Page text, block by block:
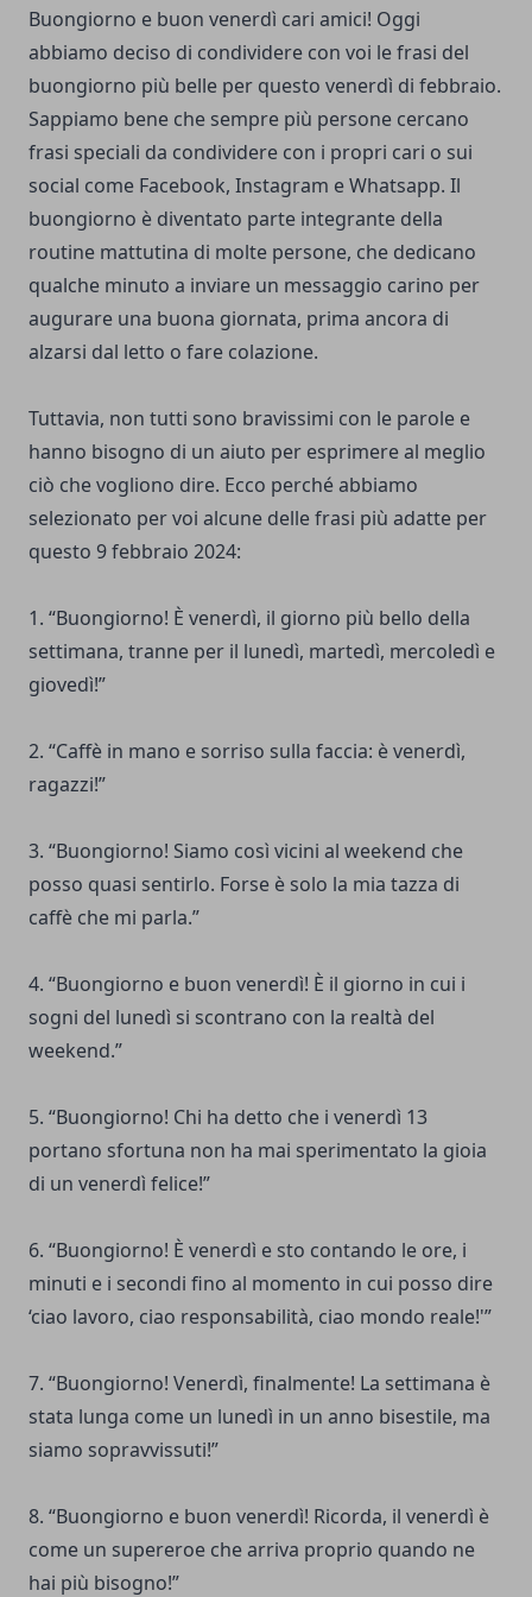
Buongiorno e buon venerdì cari amici! Oggi
abbiamo deciso di condividere con voi le frasi del
buongiorno più belle per questo venerdì di febbraio.
Sappiamo bene che sempre più persone cercano
frasi speciali da condividere con i propri cari o sui
social come Facebook, Instagram e Whatsapp. Il
buongiorno è diventato parte integrante della
routine mattutina di molte persone, che dedicano
qualche minuto a inviare un messaggio carino per
augurare una buona giornata, prima ancora di
alzarsi dal letto o fare colazione.
Tuttavia, non tutti sono bravissimi con le parole e
hanno bisogno di un aiuto per esprimere al meglio
ciò che vogliono dire. Ecco perché abbiamo
selezionato per voi alcune delle frasi più adatte per
questo 9 febbraio 2024:
1. “Buongiorno! È venerdì, il giorno più bello della
settimana, tranne per il lunedì, martedì, mercoledì e
giovedì!”
2. “Caffè in mano e sorriso sulla faccia: è venerdì,
ragazzi!”
3. “Buongiorno! Siamo così vicini al weekend che
posso quasi sentirlo. Forse è solo la mia tazza di
caffè che mi parla.”
4. “Buongiorno e buon venerdì! È il giorno in cui i
sogni del lunedì si scontrano con la realtà del
weekend.”
5. “Buongiorno! Chi ha detto che i venerdì 13
portano sfortuna non ha mai sperimentato la gioia
di un venerdì felice!”
6. “Buongiorno! È venerdì e sto contando le ore, i
minuti e i secondi fino al momento in cui posso dire
‘ciao lavoro, ciao responsabilità, ciao mondo reale!'”
7. “Buongiorno! Venerdì, finalmente! La settimana è
stata lunga come un lunedì in un anno bisestile, ma
siamo sopravvissuti!”
8. “Buongiorno e buon venerdì! Ricorda, il venerdì è
come un supereroe che arriva proprio quando ne
hai più bisogno!”